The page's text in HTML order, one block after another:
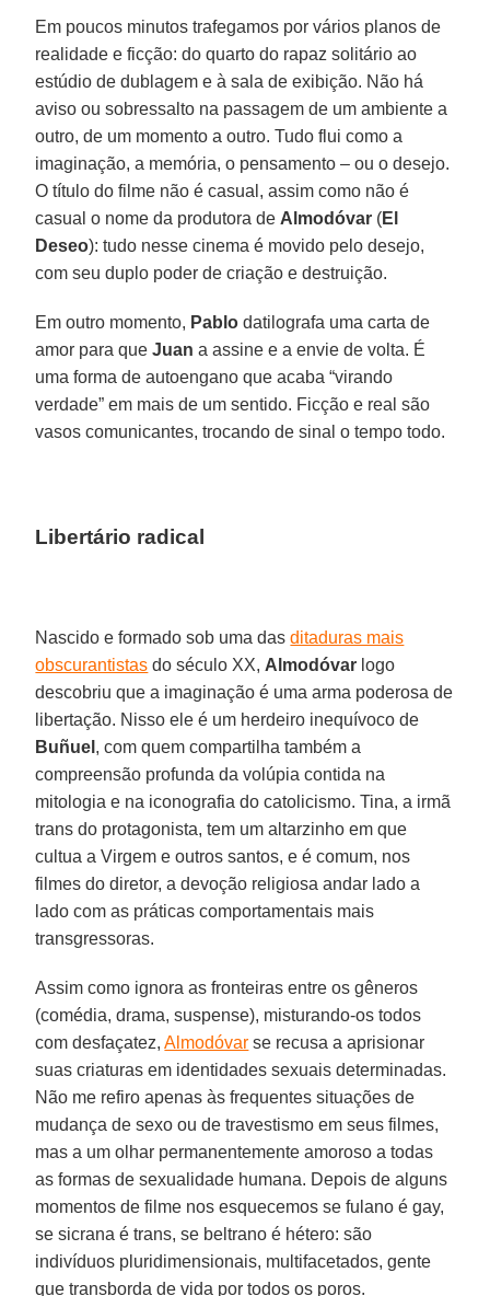
Em poucos minutos trafegamos por vários planos de
realidade e ficção: do quarto do rapaz solitário ao
estúdio de dublagem e à sala de exibição. Não há
aviso ou sobressalto na passagem de um ambiente a
outro, de um momento a outro. Tudo flui como a
imaginação, a memória, o pensamento – ou o desejo.
O título do filme não é casual, assim como não é
casual o nome da produtora de Almodóvar (El
Deseo): tudo nesse cinema é movido pelo desejo,
com seu duplo poder de criação e destruição.
Em outro momento, Pablo datilografa uma carta de
amor para queJuan a assine e a envie de volta. É
uma forma de autoengano que acaba “virando
verdade” em mais de um sentido. Ficção e real são
vasos comunicantes, trocando de sinal o tempo todo.
Libertário radical
Nascido e formado sob uma dasditaduras mais
obscurantistas do século XX, Almodóvar logo
descobriu que a imaginação é uma arma poderosa de
libertação. Nisso ele é um herdeiro inequívoco de
Buñuel , com quem compartilha também a
compreensão profunda da volúpia contida na
mitologia e na iconografia do catolicismo. Tina, a irmã
trans do protagonista, tem um altarzinho em que
cultua a Virgem e outros santos, e é comum, nos
filmes do diretor, a devoção religiosa andar lado a
lado com as práticas comportamentais mais
transgressoras.
Assim como ignora as fronteiras entre os gêneros
(comédia, drama, suspense), misturando-os todos
com desfaçatez,Almodóvar se recusa a aprisionar
suas criaturas em identidades sexuais determinadas.
Não me refiro apenas às frequentes situações de
mudança de sexo ou de travestismo em seus filmes,
mas a um olhar permanentemente amoroso a todas
as formas de sexualidade humana. Depois de alguns
momentos de filme nos esquecemos se fulano é gay,
se sicrana é trans, se beltrano é hétero: são
indivíduos pluridimensionais, multifacetados, gente
que transborda de vida por todos os poros.